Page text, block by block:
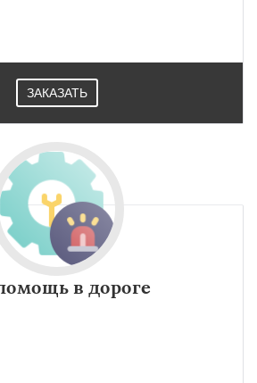
ЗАКАЗАТЬ
в дороге